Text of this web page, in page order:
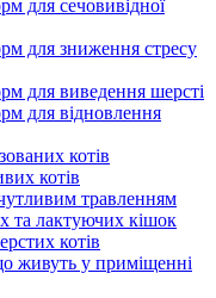
для сечовивідної
для зниження стресу
для виведення шерсті
для відновлення
котів
котів
травленням
та лактуючих кішок
котів
живуть у приміщенні